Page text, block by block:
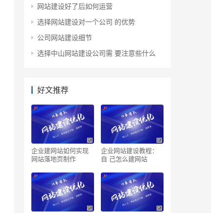
网站建设好了后如何运营
选择网站建设对一个公司 的优势
公司网站建设细节
选择中山网站建设公司需 要注意些什么
好文推荐
企业建网站如何实现
网站落地页制作
企业网站建设教程：
自 己怎么建网站